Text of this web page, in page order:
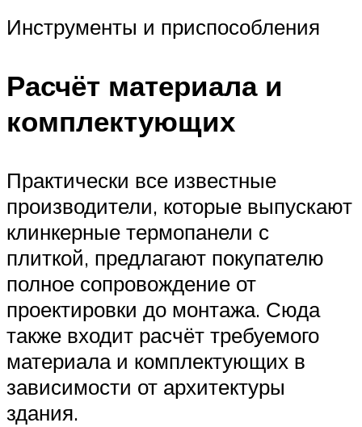
Инструменты и приспособления
Расчёт материала и
комплектующих
Практически все известные
производители, которые выпускают
клинкерные термопанели с
плиткой, предлагают покупателю
полное сопровождение от
проектировки до монтажа. Сюда
также входит расчёт требуемого
материала и комплектующих в
зависимости от архитектуры
здания.